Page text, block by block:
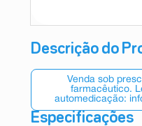
Descrição do
Venda sob
farmacêutico.
automedicação:
Especificações